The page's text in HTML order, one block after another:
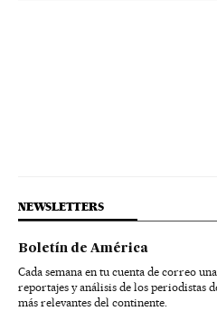
NEWSLETTERS
Boletín de América
Cada semana en tu cuenta de correo
reportajes y análisis de los periodistas
más relevantes del continente.